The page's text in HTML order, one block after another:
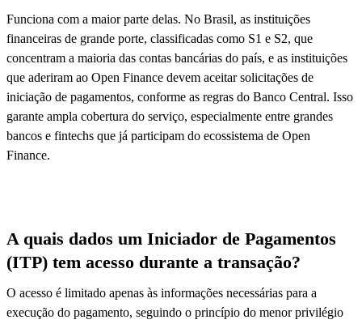
Funciona com a maior parte delas. No Brasil, as instituições
financeiras de grande porte, classificadas como S1 e S2, que
concentram a maioria das contas bancárias do país, e as instituições
que aderiram ao Open Finance devem aceitar solicitações de
iniciação de pagamentos, conforme as regras do Banco Central. Isso
garante ampla cobertura do serviço, especialmente entre grandes
bancos e fintechs que já participam do ecossistema de Open
Finance.
A quais dados um Iniciador de Pagamentos
(ITP) tem acesso durante a transação?
O acesso é limitado apenas às informações necessárias para a
execução do pagamento, seguindo o princípio do menor privilégio